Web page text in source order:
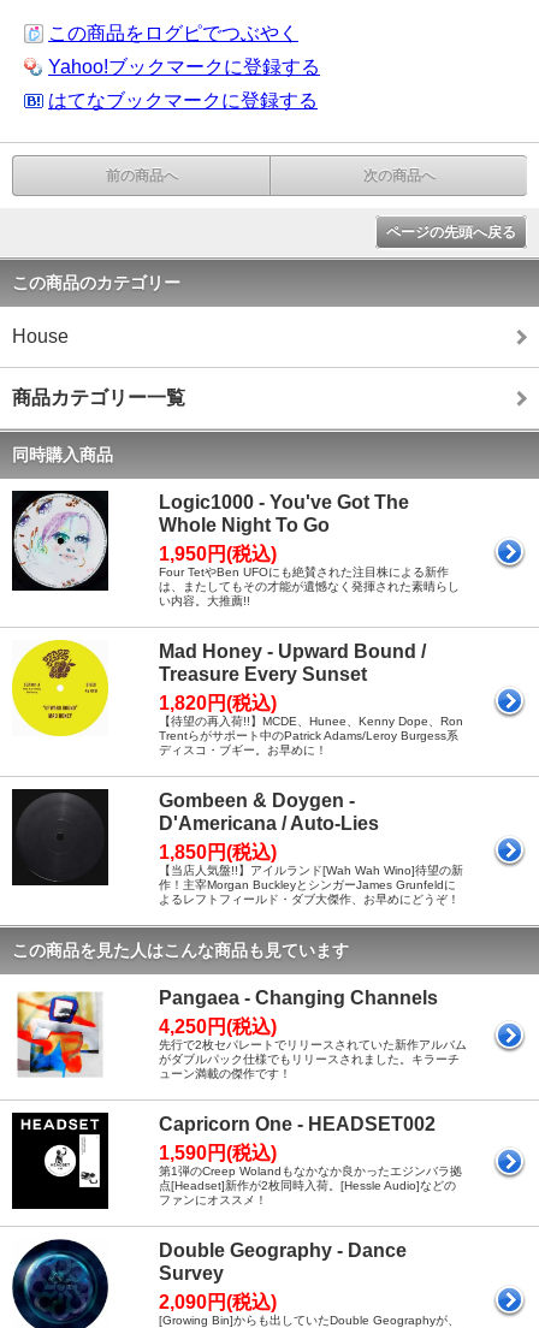
この商品をログピでつぶやく
Yahoo!ブックマークに登録する
はてなブックマークに登録する
前の商品へ 次の商品へ
ページの先頭へ戻る
この商品のカテゴリー
House
商品カテゴリー一覧
同時購入商品
Logic1000 - You've Got The
Whole Night To Go
1,950円(税込)
Four TetやBen UFOにも絶賛された注目株による新作
は、またしてもその才能が遺憾なく発揮された素晴らし
い内容。大推薦!!
Mad Honey - Upward Bound /
Treasure Every Sunset
1,820円(税込)
【待望の再入荷!!】MCDE、Hunee、Kenny Dope、Ron
Trentらがサポート中のPatrick Adams/Leroy Burgess系
ディスコ・ブギー。お早めに！
Gombeen & Doygen -
D'Americana / Auto-Lies
1,850円(税込)
【当店人気盤!!】アイルランド[Wah Wah Wino]待望の新
作！主宰Morgan BuckleyとシンガーJames Grunfeldに
よるレフトフィールド・ダブ大傑作、お早めにどうぞ！
この商品を見た人はこんな商品も見ています
Pangaea - Changing Channels
4,250円(税込)
先行で2枚セパレートでリリースされていた新作アルバム
がダブルパック仕様でもリリースされました。キラーチ
ューン満載の傑作です！
Capricorn One - HEADSET002
1,590円(税込)
第1弾のCreep Wolandもなかなか良かったエジンバラ拠
点[Headset]新作が2枚同時入荷。[Hessle Audio]などの
ファンにオススメ！
Double Geography - Dance
Survey
2,090円(税込)
[Growing Bin]からも出していたDouble Geographyが、